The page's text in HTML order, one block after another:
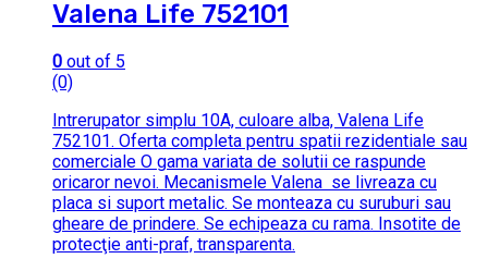
Valena Life 752101
0 out of 5
(0)
Intrerupator simplu 10A, culoare alba, Valena Life
752101. Oferta completa pentru spatii rezidentiale sau
comerciale O gama variata de solutii ce raspunde
oricaror nevoi. Mecanismele Valena se livreaza cu
placa si suport metalic. Se monteaza cu suruburi sau
gheare de prindere. Se echipeaza cu rama. Insotite de
protecţie anti-praf, transparenta.